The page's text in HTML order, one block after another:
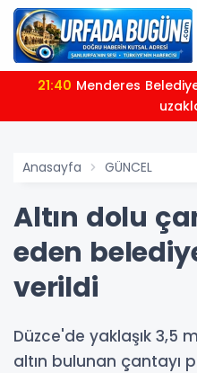
21:40
Anasayfa GÜNCEL
Altın dolu
eden
verildi
Düzce'de yaklaşık 3,5
altın bulunan çantayı